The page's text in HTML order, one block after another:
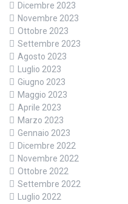
Dicembre 2023
Novembre 2023
Ottobre 2023
Settembre 2023
Agosto 2023
Luglio 2023
Giugno 2023
Maggio 2023
Aprile 2023
Marzo 2023
Gennaio 2023
Dicembre 2022
Novembre 2022
Ottobre 2022
Settembre 2022
Luglio 2022